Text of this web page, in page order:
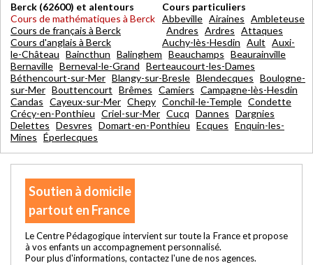
Berck (62600) et alentours
Cours de mathématiques à Berck
Cours de français à Berck
Cours d'anglais à Berck
Cours particuliers
Abbeville Airaines Ambleteuse
Andres Ardres Attaques
Auchy-lès-Hesdin Ault Auxi-
le-Château Baincthun Balinghem Beauchamps Beaurainville
Bernaville Berneval-le-Grand Berteaucourt-les-Dames
Béthencourt-sur-Mer Blangy-sur-Bresle Blendecques Boulogne-
sur-Mer Bouttencourt Brêmes Camiers Campagne-lès-Hesdin
Candas Cayeux-sur-Mer Chepy Conchil-le-Temple Condette
Crécy-en-Ponthieu Criel-sur-Mer Cucq Dannes Dargnies
Delettes Desvres Domart-en-Ponthieu Ecques Enquin-les-
Mines Éperlecques
Soutien à domicile
partout en France
Le Centre Pédagogique intervient sur toute la France et propose
à vos enfants un accompagnement personnalisé.
Pour plus d'informations, contactez l'une de nos agences.